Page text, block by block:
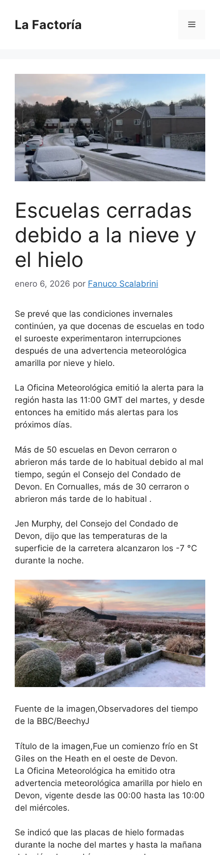
contenido
La Factoría Menú
Escuelas cerradas
debido a la nieve y
el hielo
enero 6, 2026 por Fanuco Scalabrini
Se prevé que las condiciones invernales
continúen, ya que docenas de escuelas en todo
el suroeste experimentaron interrupciones
después de una advertencia meteorológica
amarilla por nieve y hielo.
La Oficina Meteorológica emitió la alerta para la
región hasta las 11:00 GMT del martes, y desde
entonces ha emitido más alertas para los
próximos días.
Más de 50 escuelas en Devon cerraron o
abrieron más tarde de lo habitual debido al mal
tiempo, según el Consejo del Condado de
Devon. En Cornualles, más de 30 cerraron o
abrieron más tarde de lo habitual .
Jen Murphy, del Consejo del Condado de
Devon, dijo que las temperaturas de la
superficie de la carretera alcanzaron los -7 °C
durante la noche.
Fuente de la imagen,Observadores del tiempo
de la BBC/BeechyJ
Título de la imagen,Fue un comienzo frío en St
Giles on the Heath en el oeste de Devon.
La Oficina Meteorológica ha emitido otra
advertencia meteorológica amarilla por hielo en
Devon, vigente desde las 00:00 hasta las 10:00
del miércoles.
Se indicó que las placas de hielo formadas
durante la noche del martes y hasta la mañana